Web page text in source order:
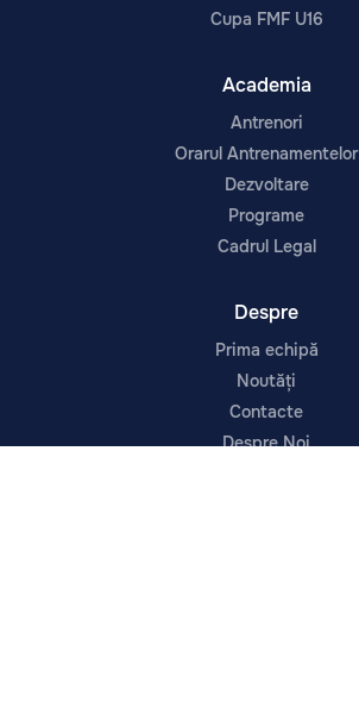
Cupa FMF U16
Academia
Antrenori
Orarul Antrenamentelor
Dezvoltare
Programe
Cadrul Legal
Despre
Prima echipă
Noutăți
Contacte
Despre Noi